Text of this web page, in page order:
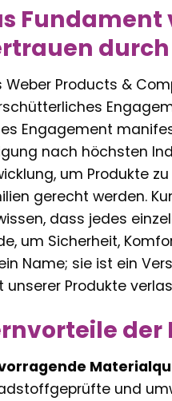
Fundament
durch
Weber Products &
Engagement
nach höchsten
um Produkte
gerecht werden.
dass jedes
um Sicherheit,
Name; sie ist ein
unserer Produkte
der
und